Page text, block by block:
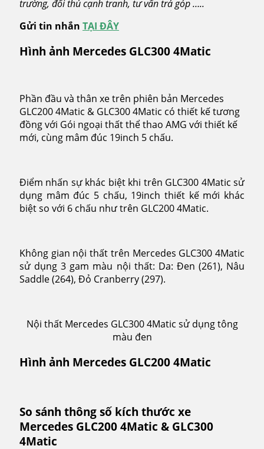
trường, đối thủ cạnh tranh, tư vấn trả góp …..
Gửi tin nhắn TẠI ĐÂY
Hình ảnh Mercedes GLC300 4Matic
Phần đầu và thân xe trên phiên bản Mercedes
GLC200 4Matic & GLC300 4Matic có thiết kế tương
đồng với Gói ngoại thất thể thao AMG với thiết kế
mới, cùng mâm đúc 19inch 5 chấu.
Điểm nhấn sự khác biệt khi trên GLC300 4Matic sử
dụng mâm đúc 5 chấu, 19inch thiết kế mới khác
biệt so với 6 chấu như trên GLC200 4Matic.
Không gian nội thất trên Mercedes GLC300 4Matic
sử dụng 3 gam màu nội thất: Da: Đen (261), Nâu
Saddle (264), Đỏ Cranberry (297).
Nội thất Mercedes GLC300 4Matic sử dụng tông
màu đen
Hình ảnh Mercedes GLC200 4Matic
So sánh thông số kích thước xe
Mercedes GLC200 4Matic & GLC300
4Matic